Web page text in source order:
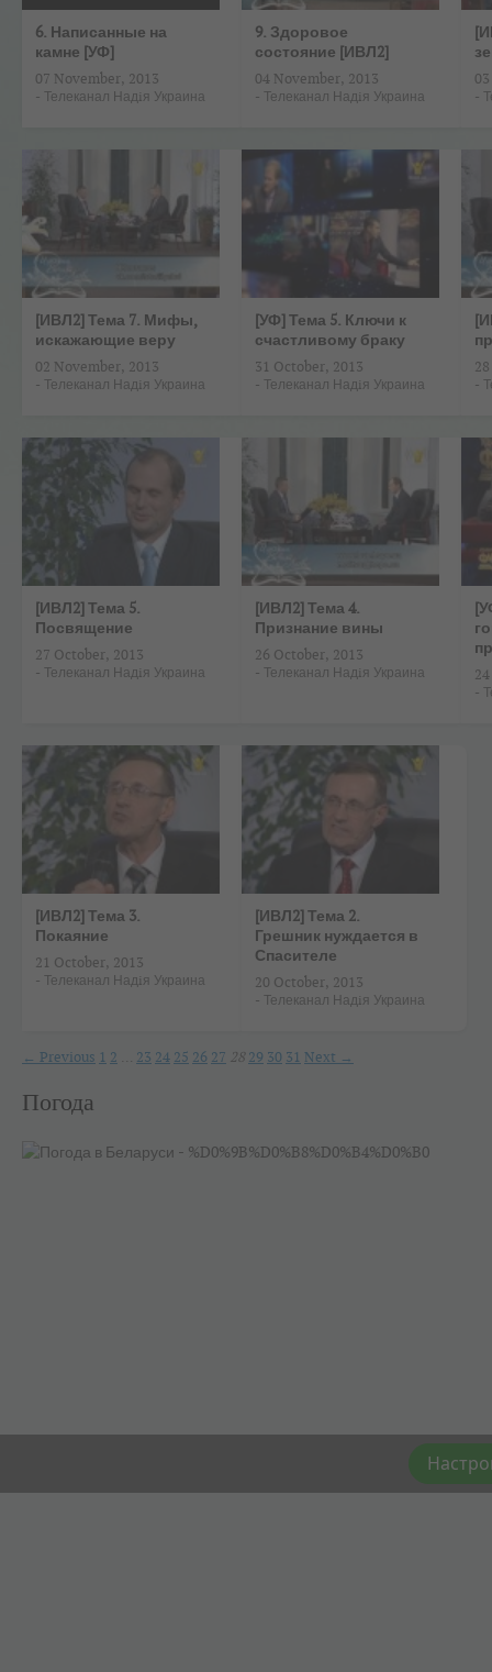
6. Написанные на
камне [УФ]
07 November, 2013
- Телеканал Надiя Украина
9. Здоровое
состояние [ИВЛ2]
04 November, 2013
- Телеканал Надiя Украина -
[ИВЛ2] Тема 7. Мифы,
искажающие веру
02 November, 2013
- Телеканал Надiя Украина
[УФ] Тема 5. Ключи к
счастливому браку
31 October, 2013
- Телеканал Надiя Украина -
[ИВЛ2] Тема 5.
Посвящение
27 October, 2013
- Телеканал Надiя Украина
[ИВЛ2] Тема 4.
Признание вины
26 October, 2013
- Телеканал Надiя Украина
-
[ИВЛ2] Тема 3.
Покаяние
21 October, 2013
- Телеканал Надiя Украина
[ИВЛ2] Тема 2.
Грешник нуждается в
Спасителе
20 October, 2013
- Телеканал Надiя Украина
← Previous 1 2 … 23 24 25 26 27 28 29 30 31 Next →
Погода